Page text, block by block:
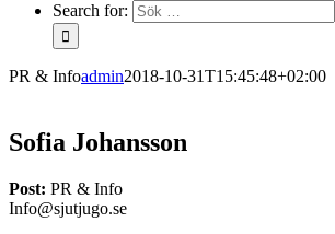
Search for:
PR & Infoadmin2018-10-31T15:45:48+02:00
Sofia Johansson
Post: PR & Info
Info@sjutjugo.se